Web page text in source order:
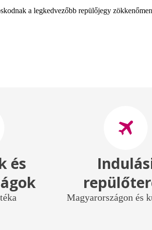
a legkedvezőbb repülőjegy
és
Magyarországon és